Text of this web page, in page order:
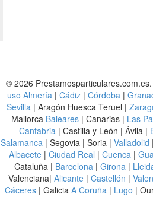
© 2026 Prestamosparticulares.com.es.
uso Almería| Cádiz| Córdoba|
Sevilla | Aragón Huesca Teruel |
Mallorca Baleares| Canarias | Las
Cantabria | Castilla y León | Ávila |
Salamanca| Segovia | Soria | Valladolid
Albacete | Ciudad Real | Cuenca |
Cataluña | Barcelona| Girona|
Valenciana| Alicante | Castellón |
Cáceres | Galicia A Coruña| Lugo |